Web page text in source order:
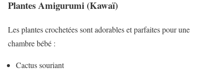
Plantes Amigurumi (Kawaï)
Les plantes crochetées sont adorables et parfaites pour une
chambre bébé :
Cactus souriant